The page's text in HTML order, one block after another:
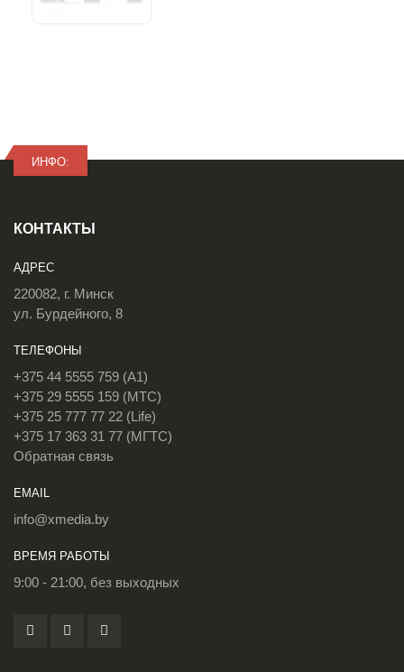
ИНФО:
КОНТАКТЫ
АДРЕС
220082, г. Минск
ул. Бурдейного, 8
ТЕЛЕФОНЫ
+375 44 5555 759 (A1)
+375 29 5555 159 (МТС)
+375 25 777 77 22 (Life)
+375 17 363 31 77 (МГТС)
Обратная связь
EMAIL
info@xmedia.by
ВРЕМЯ РАБОТЫ
9:00 - 21:00, без выходных